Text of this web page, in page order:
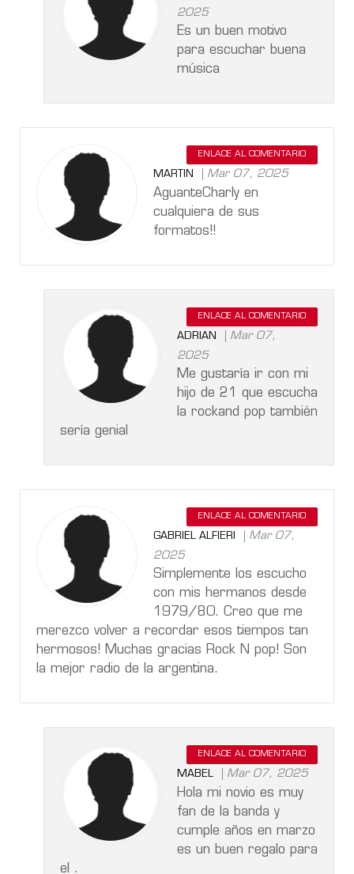
2025
Es un buen motivo
para escuchar buena
música
ENLACE AL COMENTARIO
MARTIN Mar 07, 2025
AguanteCharly en
cualquiera de sus
formatos!!
ENLACE AL COMENTARIO
ADRIAN
Mar 07,
2025
Me gustaría ir con mi
hijo de 21 que escucha
la rockand pop también
sería genial
ENLACE AL COMENTARIO
GABRIEL ALFIERI
Mar 07,
2025
Simplemente los escucho
con mis hermanos desde
1979/80. Creo que me
merezco volver a recordar esos tiempos tan
hermosos! Muchas gracias Rock N pop! Son
la mejor radio de la argentina.
ENLACE AL COMENTARIO
MABEL Mar 07, 2025
Hola mi novio es muy
fan de la banda y
cumple años en marzo
es un buen regalo para
el .